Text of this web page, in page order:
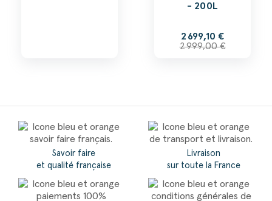
- 200L
2 699,10 €
2 999,00 €
Savoir faire
et qualité française
Livraison
sur toute la France